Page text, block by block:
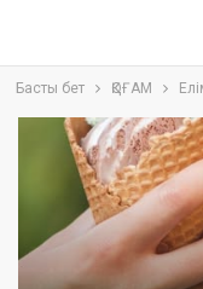
Басты бет ҚОҒАМ